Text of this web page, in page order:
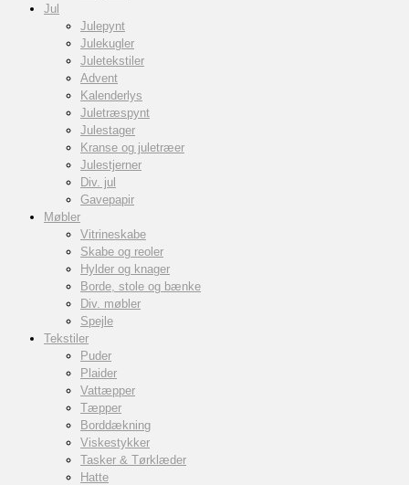
Jul
Julepynt
Julekugler
Juletekstiler
Advent
Kalenderlys
Juletræspynt
Julestager
Kranse og juletræer
Julestjerner
Div. jul
Gavepapir
Møbler
Vitrineskabe
Skabe og reoler
Hylder og knager
Borde, stole og bænke
Div. møbler
Spejle
Tekstiler
Puder
Plaider
Vattæpper
Tæpper
Borddækning
Viskestykker
Tasker & Tørklæder
Hatte